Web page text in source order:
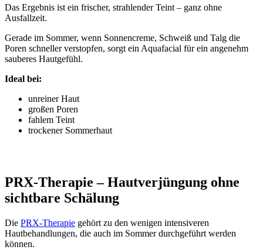
Das Ergebnis ist ein frischer, strahlender Teint – ganz ohne
Ausfallzeit.
Gerade im Sommer, wenn Sonnencreme, Schweiß und Talg die
Poren schneller verstopfen, sorgt ein Aquafacial für ein angenehm
sauberes Hautgefühl.
Ideal bei:
unreiner Haut
großen Poren
fahlem Teint
trockener Sommerhaut
PRX-Therapie – Hautverjüngung ohne
sichtbare Schälung
Die PRX-Therapie gehört zu den wenigen intensiveren
Hautbehandlungen, die auch im Sommer durchgeführt werden
können.